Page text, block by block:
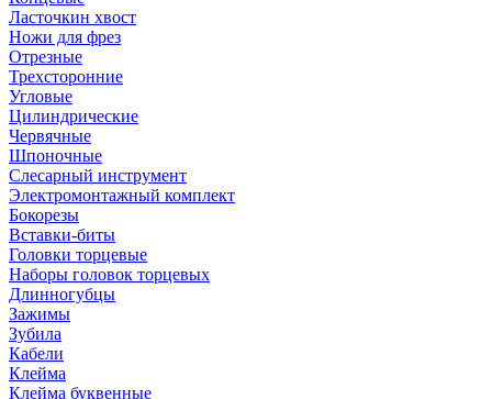
Ласточкин хвост
Ножи для фрез
Отрезные
Трехсторонние
Угловые
Цилиндрические
Червячные
Шпоночные
Слесарный инструмент
Электромонтажный комплект
Бокорезы
Вставки-биты
Головки торцевые
Наборы головок торцевых
Длинногубцы
Зажимы
Зубила
Кабели
Клейма
Клейма буквенные